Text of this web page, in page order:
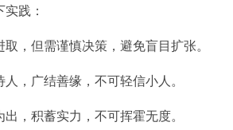
践：
，但需谨慎决策，避免盲目扩张。
人，广结善缘，不可轻信小人。
，积蓄实力，不可挥霍无度。